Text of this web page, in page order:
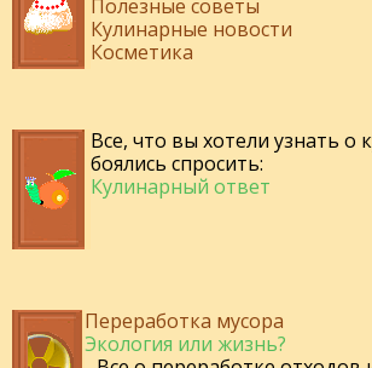
Полезные советы
Кулинарные новости
Косметика
Все, что вы хотели узнать о
боялись спросить:
Кулинарный ответ
Переработка мусора
Экология или жизнь?